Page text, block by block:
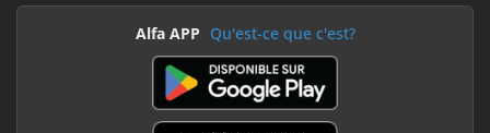
Alfa APP Qu'est-ce que c'est?